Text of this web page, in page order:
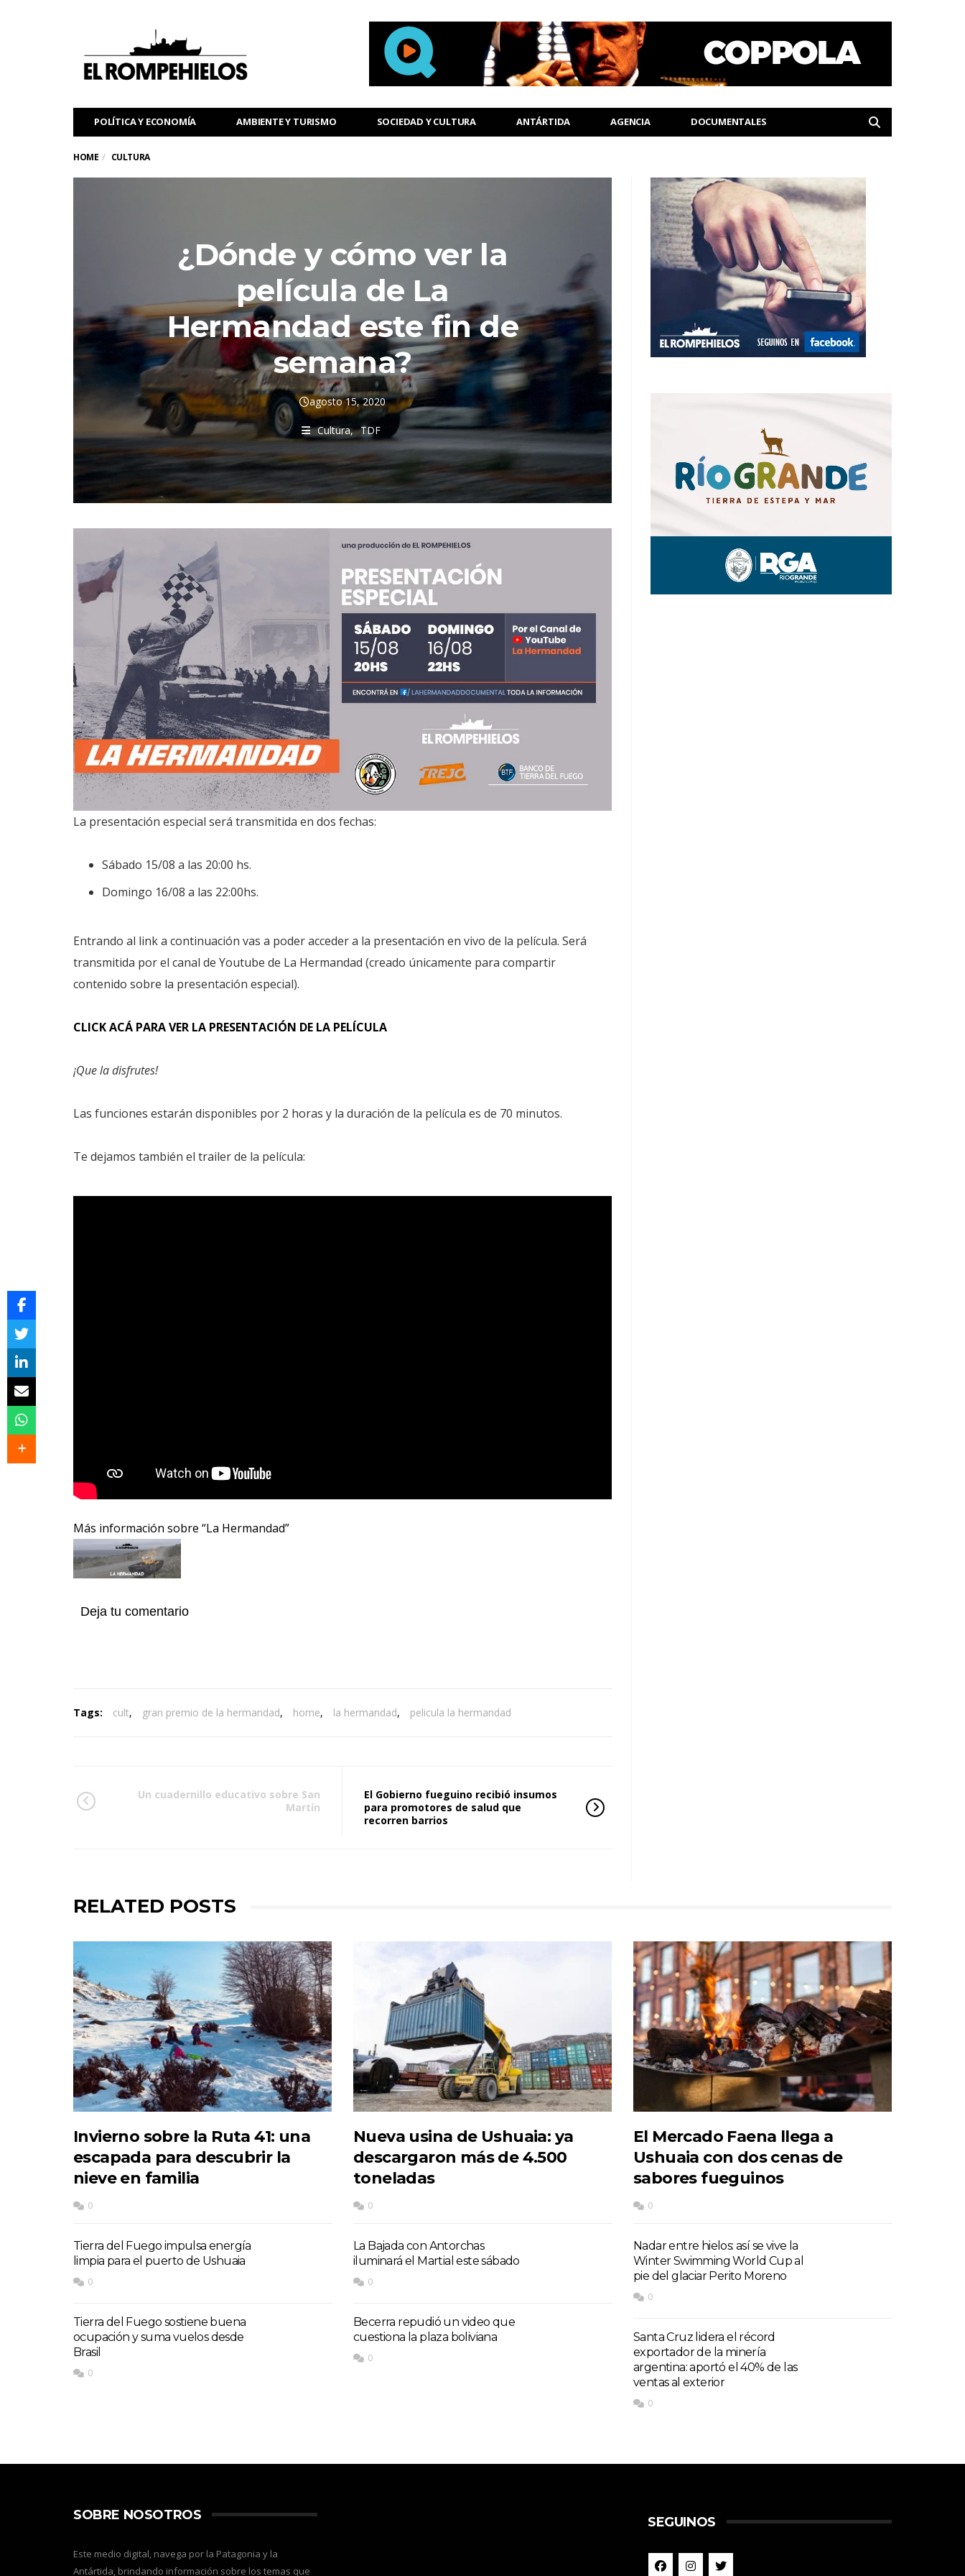
POLÍTICA Y ECONOMÍA AMBIENTE Y TURISMO SOCIEDAD Y CULTURA ANTÁRTIDA AGENCIA DOCUMENTALES
HOME CULTURA
¿Dónde y cómo ver la
película de La
Hermandad este fin de
semana?
agosto 15, 2020
Cultura TDF
La presentación especial será transmitida en dos fechas:
Sábado 15/08 a las 20:00 hs.
Domingo 16/08 a las 22:00hs.
Entrando al link a continuación vas a poder acceder a la presentación en vivo de la película. Será
transmitida por el canal de Youtube de La Hermandad (creado únicamente para compartir
contenido sobre la presentación especial).
CLICK ACÁ PARA VER LA PRESENTACIÓN DE LA PELÍCULA
¡Que la disfrutes!
Las funciones estarán disponibles por 2 horas y la duración de la película es de 70 minutos.
Te dejamos también el trailer de la película:
Más información sobre “La Hermandad”
Deja tu comentario
Tags: cult, gran premio de la hermandad, home, la hermandad, pelicula la hermandad
Un cuadernillo educativo sobre San
Martín
El Gobierno fueguino recibió insumos
para promotores de salud que
recorren barrios
RELATED POSTS
Invierno sobre la Ruta 41: una
escapada para descubrir la
nieve en familia
0
Tierra del Fuego impulsa energía
limpia para el puerto de Ushuaia
0
Tierra del Fuego sostiene buena
ocupación y suma vuelos desde
Brasil
0
Nueva usina de Ushuaia: ya
descargaron más de 4.500
toneladas
0
La Bajada con Antorchas
iluminará el Martial este sábado
0
Becerra repudió un video que
cuestiona la plaza boliviana
0
El Mercado Faena llega a
Ushuaia con dos cenas de
sabores fueguinos
0
Nadar entre hielos: así se vive la
Winter Swimming World Cup al
pie del glaciar Perito Moreno
0
Santa Cruz lidera el récord
exportador de la minería
argentina: aportó el 40% de las
ventas al exterior
0
SOBRE NOSOTROS
Este medio digital, navega por la Patagonia y la
Antártida, brindando información sobre los temas que
SEGUINOS